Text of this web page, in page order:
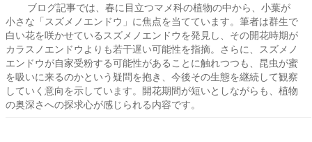
ブログ記事では、春に目立つマメ科の植物の中から、小葉が
小さな「スズメノエンドウ」に焦点を当てています。筆者は群生で
白い花を咲かせているスズメノエンドウを発見し、その開花時期が
カラスノエンドウよりも若干遅い可能性を指摘。さらに、スズメノ
エンドウが自家受粉する可能性があることに触れつつも、昆虫が蜜
を吸いに来るのかという疑問を抱き、今後その生態を継続して観察
していく意向を示しています。開花期間が短いとしながらも、植物
の奥深さへの探求心が感じられる内容です。